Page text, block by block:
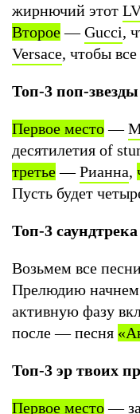
жирнючий этот
Второе—Gucci,
Versace, чтобы
Топ-3 поп-
Первое место—
десятилетия of
третье—Рианна,
Пусть будет
Топ-3
Возьмем все
Прелюдию
активную фазу
после — песня
Топ-3 эр твоих
Первое место—